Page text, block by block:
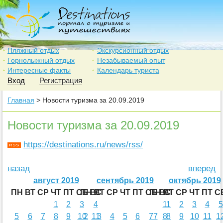
Пляжный отдых
Экскурсионный отдых
Горнолыжный отдых
Незабываемый опыт
Интересные факты
Календарь туриста
Вход Регистрация
Главная > Новости туризма за 20.09.2019
Новости туризма за 20.09.2019
https://destinations.ru/news/rss/
назад вперед
август 2019
ПН ВТ СР ЧТ ПТ СБ ВС
1
2 3
4
5
6 7 8 9 10
11
сентябрь 2019
ПН ВТ СР ЧТ ПТ СБ ВС
1
2
3 4 5 6 7
8
октябрь 2019
ПН ВТ СР ЧТ ПТ
1
2 3 4
5
7
8 9 10 11